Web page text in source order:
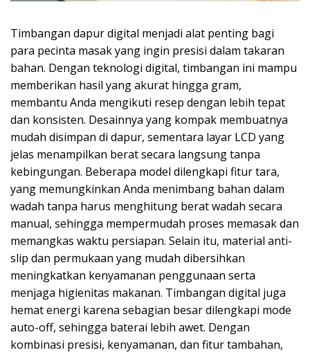
Timbangan dapur digital menjadi alat penting bagi
para pecinta masak yang ingin presisi dalam takaran
bahan. Dengan teknologi digital, timbangan ini mampu
memberikan hasil yang akurat hingga gram,
membantu Anda mengikuti resep dengan lebih tepat
dan konsisten. Desainnya yang kompak membuatnya
mudah disimpan di dapur, sementara layar LCD yang
jelas menampilkan berat secara langsung tanpa
kebingungan. Beberapa model dilengkapi fitur tara,
yang memungkinkan Anda menimbang bahan dalam
wadah tanpa harus menghitung berat wadah secara
manual, sehingga mempermudah proses memasak dan
memangkas waktu persiapan. Selain itu, material anti-
slip dan permukaan yang mudah dibersihkan
meningkatkan kenyamanan penggunaan serta
menjaga higienitas makanan. Timbangan digital juga
hemat energi karena sebagian besar dilengkapi mode
auto-off, sehingga baterai lebih awet. Dengan
kombinasi presisi, kenyamanan, dan fitur tambahan,